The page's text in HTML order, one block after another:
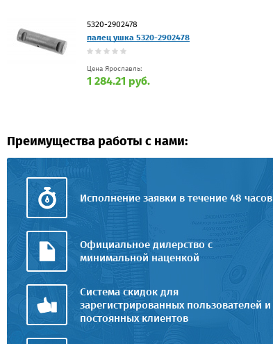
5320-2902478
палец ушка 5320-2902478
Цена Ярославль:
1 284.21 руб.
Преимущества работы с нами:
Исполнение заявки в течение 48 часов
Официальное дилерство с
минимальной наценкой
Система скидок для
зарегистрированных пользователей и
постоянных клиентов